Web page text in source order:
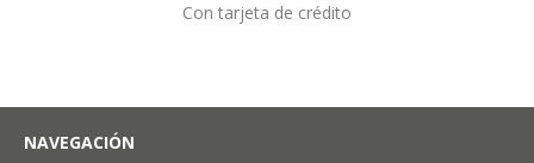
Con tarjeta de crédito
NAVEGACIÓN